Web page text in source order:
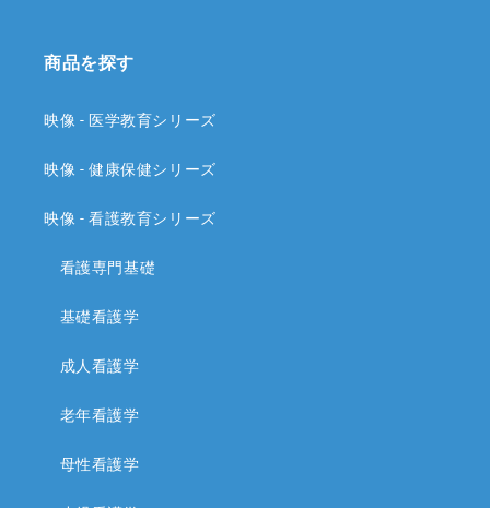
商品を探す
映像 - 医学教育シリーズ
映像 - 健康保健シリーズ
映像 - 看護教育シリーズ
看護専門基礎
基礎看護学
成人看護学
老年看護学
母性看護学